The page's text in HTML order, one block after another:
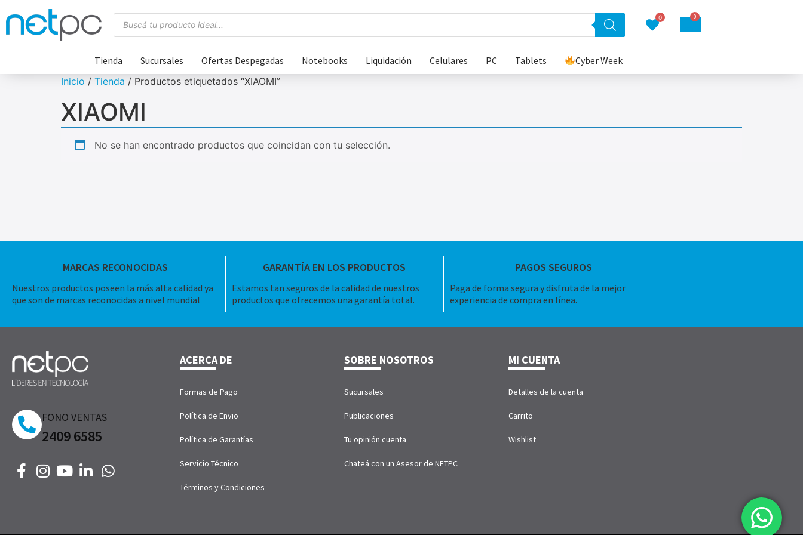
0 0
Tienda Sucursales Ofertas Despegadas Notebooks Liquidación Celulares PC Tablets
Cyber Week
Inicio / Tienda / Productos etiquetados “XIAOMI”
XIAOMI
No se han encontrado productos que coincidan con tu selección.
MARCAS RECONOCIDAS
Nuestros productos poseen la más alta calidad ya
que son de marcas reconocidas a nivel mundial
GARANTÍA EN LOS PRODUCTOS
Estamos tan seguros de la calidad de nuestros
productos que ofrecemos una garantía total.
PAGOS SEGUROS
Paga de forma segura y disfruta de la mejor
experiencia de compra en línea.
FONO VENTAS
2409 6585
ACERCA DE
Formas de Pago
Política de Envio
Política de Garantías
Servicio Técnico
Términos y Condiciones
SOBRE NOSOTROS
Sucursales
Publicaciones
Tu opinión cuenta
Chateá con un Asesor de NETPC
MI CUENTA
Detalles de la cuenta
Carrito
Wishlist